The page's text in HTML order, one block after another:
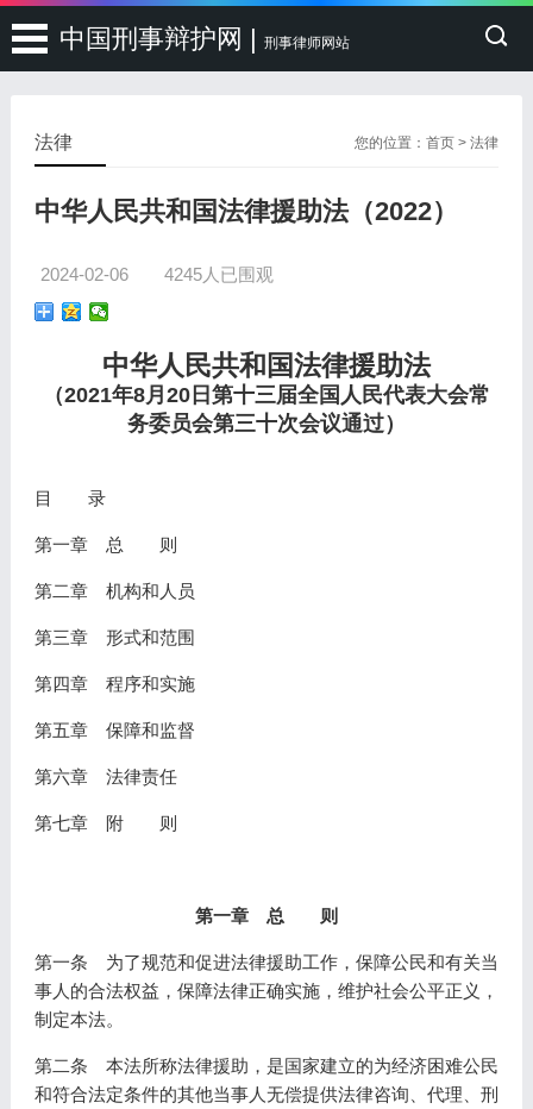
中国刑事辩护网 | 刑事律师网站
您的位置：首页 >法律
法律
中华人民共和国法律援助法（2022）
2024-02-06 4245人已围观
中华人民共和国法律援助法
（2021年8月20日第十三届全国人民代表大会常
务委员会第三十次会议通过）
目 录
第一章 总 则
第二章 机构和人员
第三章 形式和范围
第四章 程序和实施
第五章 保障和监督
第六章 法律责任
第七章 附 则
第一章 总 则
第一条 为了规范和促进法律援助工作，保障公民和有关当
事人的合法权益，保障法律正确实施，维护社会公平正义，
制定本法。
第二条 本法所称法律援助，是国家建立的为经济困难公民
和符合法定条件的其他当事人无偿提供法律咨询、代理、刑